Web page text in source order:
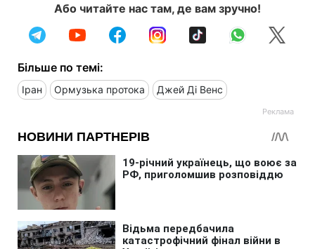
Або читайте нас там, де вам зручно!
Більше по темі:
Іран Ормузька протока Джей Ді Венс